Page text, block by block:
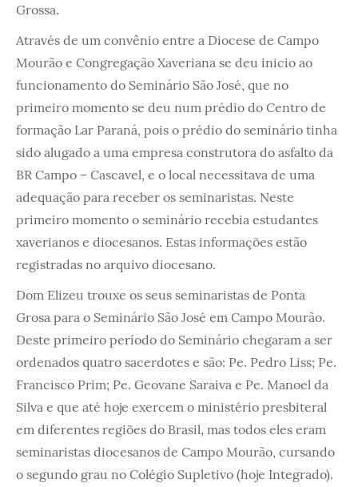
Grossa.
Através de um convênio entre a Diocese de Campo
Mourão e Congregação Xaveriana se deu inicio ao
funcionamento do Seminário São José, que no
primeiro momento se deu num prédio do Centro de
formação Lar Paraná, pois o prédio do seminário tinha
sido alugado a uma empresa construtora do asfalto da
BR Campo – Cascavel, e o local necessitava de uma
adequação para receber os seminaristas. Neste
primeiro momento o seminário recebia estudantes
xaverianos e diocesanos. Estas informações estão
registradas no arquivo diocesano.
Dom Elizeu trouxe os seus seminaristas de Ponta
Grosa para o Seminário São José em Campo Mourão.
Deste primeiro período do Seminário chegaram a ser
ordenados quatro sacerdotes e são: Pe. Pedro Liss; Pe.
Francisco Prim; Pe. Geovane Saraiva e Pe. Manoel da
Silva e que até hoje exercem o ministério presbiteral
em diferentes regiões do Brasil, mas todos eles eram
seminaristas diocesanos de Campo Mourão, cursando
o segundo grau no Colégio Supletivo (hoje Integrado).